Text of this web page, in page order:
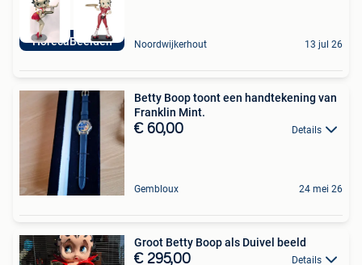
HorecaBeelden Noordwijkerhout 13 jul 26
Betty Boop toont een handtekening van
Franklin Mint.
€ 60,00 Details
Gembloux 24 mei 26
Groot Betty Boop als Duivel beeld
€ 295,00 Details